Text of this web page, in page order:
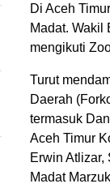
Di Aceh
Madat. Wakil
mengikuti
Turut
Daerah
termasuk
Aceh Timur
Erwin
Madat